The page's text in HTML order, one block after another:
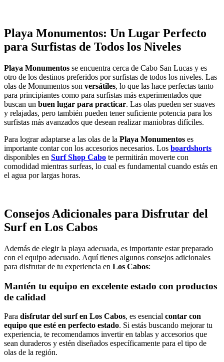
Playa Monumentos: Un Lugar Perfecto
para Surfistas de Todos los Niveles
Playa Monumentos se encuentra cerca de Cabo San Lucas y es
otro de los destinos preferidos por surfistas de todos los niveles. Las
olas de Monumentos son versátiles, lo que las hace perfectas tanto
para principiantes como para surfistas más experimentados que
buscan un buen lugar para practicar. Las olas pueden ser suaves
y relajadas, pero también pueden tener suficiente potencia para los
surfistas más avanzados que desean realizar maniobras difíciles.
Para lograr adaptarse a las olas de la Playa Monumentos es
importante contar con los accesorios necesarios. Los boardshorts
disponibles en Surf Shop Cabo te permitirán moverte con
comodidad mientras surfeas, lo cual es fundamental cuando estás en
el agua por largas horas.
Consejos Adicionales para Disfrutar del
Surf en Los Cabos
Además de elegir la playa adecuada, es importante estar preparado
con el equipo adecuado. Aquí tienes algunos consejos adicionales
para disfrutar de tu experiencia en Los Cabos:
Mantén tu equipo en excelente estado con productos
de calidad
Para disfrutar del surf en Los Cabos, es esencial contar con
equipo que esté en perfecto estado. Si estás buscando mejorar tu
experiencia, te recomendamos invertir en tablas y accesorios que
sean duraderos y estén diseñados específicamente para el tipo de
olas de la región.